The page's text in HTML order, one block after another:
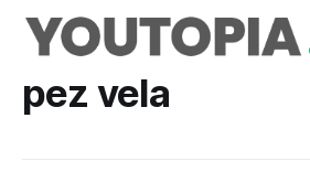
pez vela